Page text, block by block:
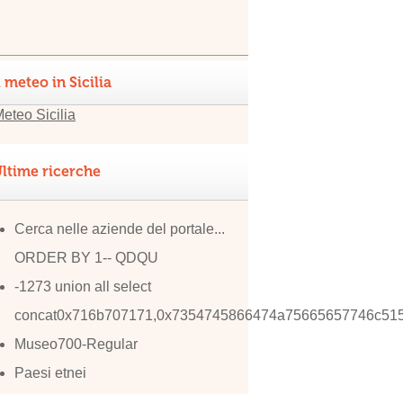
meteo in Sicilia
ricerche
Cerca nelle aziende del portale...
ORDER BY 1-- QDQU
-1273 union all select
Museo700-Regular
Paesi etnei